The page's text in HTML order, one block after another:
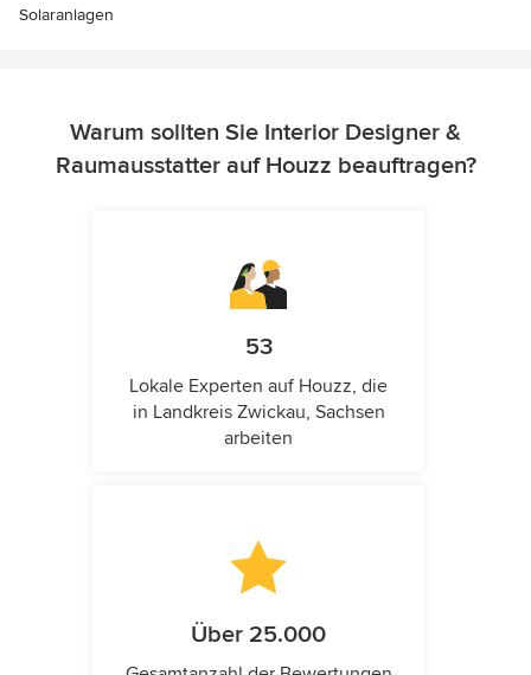
Solaranlagen
Warum sollten Sie Interior Designer &
Raumausstatter auf Houzz beauftragen?
53
Lokale Experten auf Houzz, die
in Landkreis Zwickau, Sachsen
arbeiten
Über 25.000